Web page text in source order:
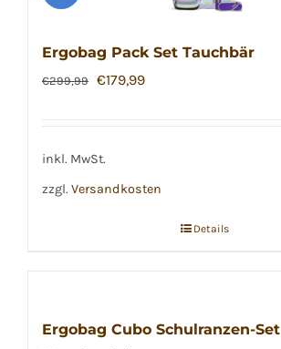
Ergobag Pack Set Tauchbär
€299,99 Ursprünglicher
€299,99
€179,99Aktueller
inkl. MwSt.
zzgl. Versandkosten
Details
Ergobag Cubo Schulranzen-Set